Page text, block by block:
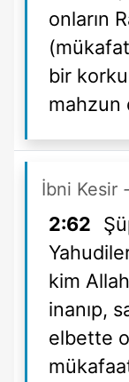
onların
bir
mahzun
İbni Kesir -
2:62
kim
inanıp,
elbette